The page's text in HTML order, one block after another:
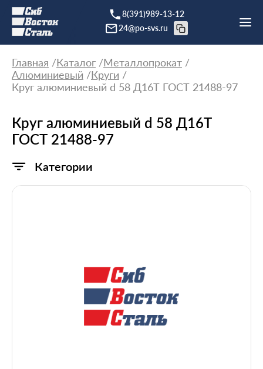
8(391)989-13-12
24@po-svs.ru
Главная Каталог
Металлопрокат
Алюминиевый
Круги
Круг алюминиевый d 58 Д16Т ГОСТ 21488-97
Круг алюминиевый d 58 Д16Т
ГОСТ 21488-97
Категории